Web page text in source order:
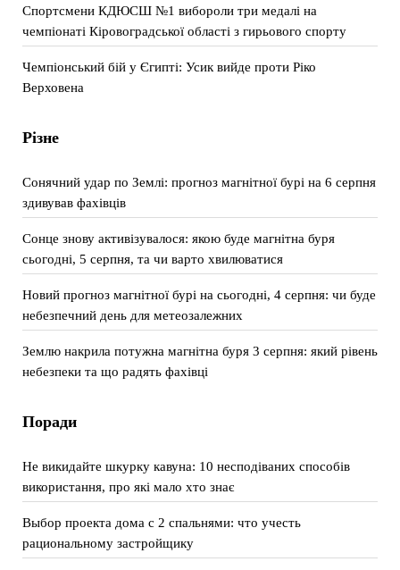
Спортсмени КДЮСШ №1 вибороли три медалі на
чемпіонаті Кіровоградської області з гирьового спорту
Чемпіонський бій у Єгипті: Усик вийде проти Ріко
Верховена
Різне
Сонячний удар по Землі: прогноз магнітної бурі на 6 серпня
здивував фахівців
Сонце знову активізувалося: якою буде магнітна буря
сьогодні, 5 серпня, та чи варто хвилюватися
Новий прогноз магнітної бурі на сьогодні, 4 серпня: чи буде
небезпечний день для метеозалежних
Землю накрила потужна магнітна буря 3 серпня: який рівень
небезпеки та що радять фахівці
Поради
Не викидайте шкурку кавуна: 10 несподіваних способів
використання, про які мало хто знає
Выбор проекта дома с 2 спальнями: что учесть
рациональному застройщику